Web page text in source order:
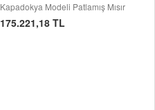
Kapadokya Modeli Patlamış Mısır
175.221,18 TL